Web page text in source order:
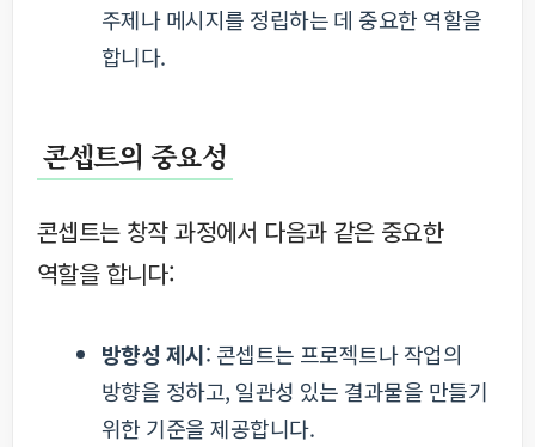
주제나 메시지를 정립하는 데 중요한 역할을
합니다.
콘셉트의 중요성
콘셉트는 창작 과정에서 다음과 같은 중요한
역할을 합니다:
방향성 제시: 콘셉트는 프로젝트나 작업의
방향을 정하고, 일관성 있는 결과물을 만들기
위한 기준을 제공합니다.